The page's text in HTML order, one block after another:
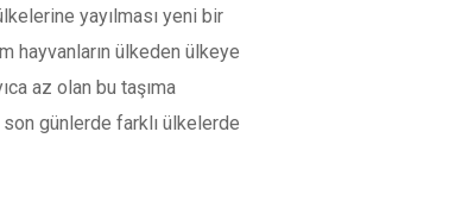
yayılması yeni bir
hayvanların ülkeden ülkeye
az olan bu taşıma
son günlerde farklı ülkelerde